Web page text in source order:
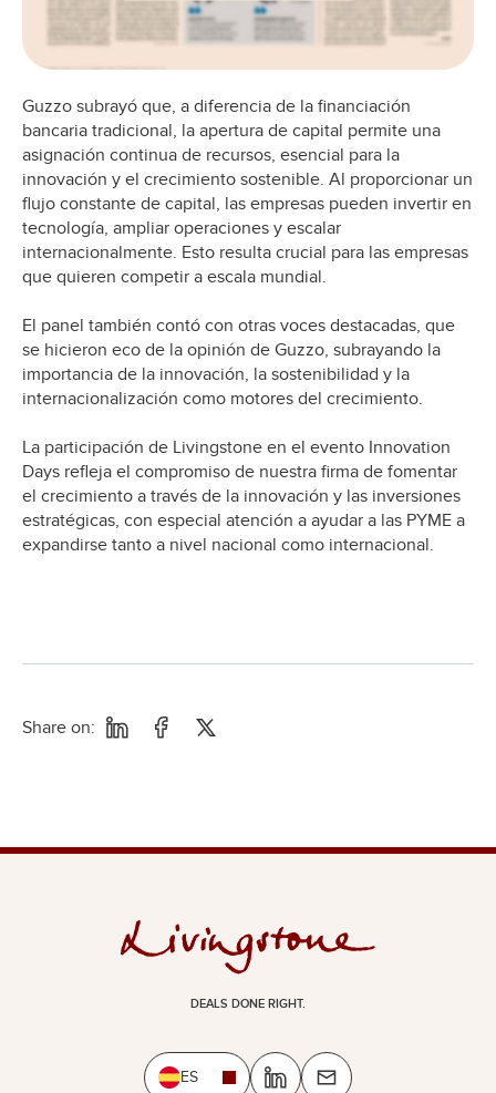
Guzzo subrayó que, a diferencia de la financiación
bancaria tradicional, la apertura de capital permite una
asignación continua de recursos, esencial para la
innovación y el crecimiento sostenible. Al proporcionar un
flujo constante de capital, las empresas pueden invertir en
tecnología, ampliar operaciones y escalar
internacionalmente. Esto resulta crucial para las empresas
que quieren competir a escala mundial.
El panel también contó con otras voces destacadas, que
se hicieron eco de la opinión de Guzzo, subrayando la
importancia de la innovación, la sostenibilidad y la
internacionalización como motores del crecimiento.
La participación de Livingstone en el evento Innovation
Days refleja el compromiso de nuestra firma de fomentar
el crecimiento a través de la innovación y las inversiones
estratégicas, con especial atención a ayudar a las PYME a
expandirse tanto a nivel nacional como internacional.
Share on:
DEALS DONE RIGHT.
ES